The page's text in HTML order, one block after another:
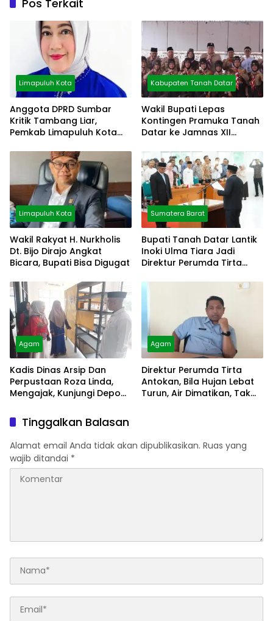
Pos Terkait
Limapuluh Kota
Anggota DPRD Sumbar
Kritik Tambang Liar,
Pemkab Limapuluh Kota
Kabupaten Tanah Datar
Wakil Bupati Lepas
Kontingen Pramuka Tanah
Datar ke Jamnas XII
Limapuluh Kota
Wakil Rakyat H. Nurkholis
Dt. Bijo Dirajo Angkat
Bicara, Bupati Bisa Digugat
Sumatera Barat
Bupati Tanah Datar Lantik
Inoki Ulma Tiara Jadi
Direktur Perumda Tirta
Agam
Kadis Dinas Arsip Dan
Perpustaan Roza Linda,
Mengajak, Kunjungi Depo
Agam
Direktur Perumda Tirta
Antokan, Bila Hujan Lebat
Turun, Air Dimatikan, Tak
Tinggalkan Balasan
Alamat email Anda tidak akan dipublikasikan. Ruas yang
wajib ditandai *